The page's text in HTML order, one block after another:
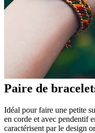
Paire de
Idéal pour faire une petite
en corde et avec pendentif
caractérisent par le design